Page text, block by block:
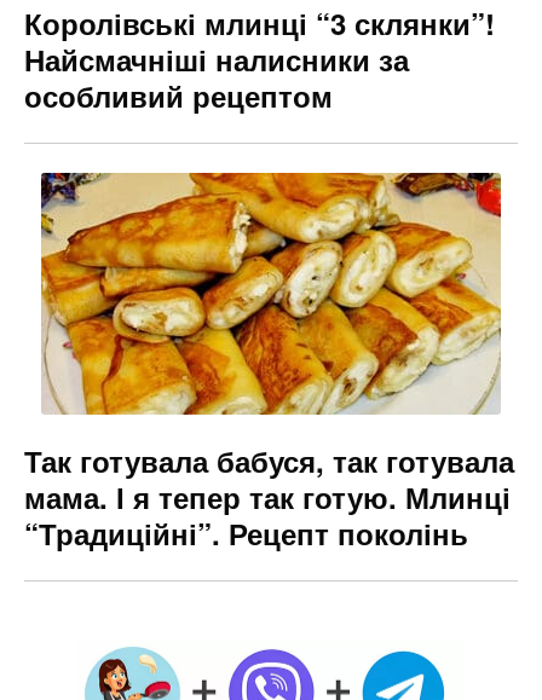
Королівські млинці “3 склянки”!
Найсмачніші налисники за
особливий рецептом
Так готувала бабуся, так готувала
мама. І я тепер так готую. Млинці
“Традиційні”. Рецепт поколінь